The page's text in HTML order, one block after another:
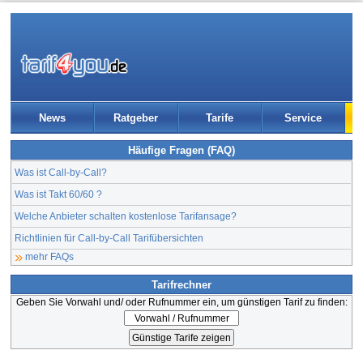
News Ratgeber Tarife Service
Häufige Fragen (FAQ)
Was ist Call-by-Call?
Was ist Takt 60/60 ?
Welche Anbieter schalten kostenlose Tarifansage?
Richtlinien für Call-by-Call Tarifübersichten
mehr FAQs
Tarifrechner
Geben Sie Vorwahl und/ oder Rufnummer ein, um günstigen Tarif zu finden: